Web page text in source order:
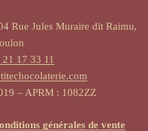
Rue Jules Muraire dit Raimu,
21 17 33 11
– APRM : 1082ZZ
générales de vente